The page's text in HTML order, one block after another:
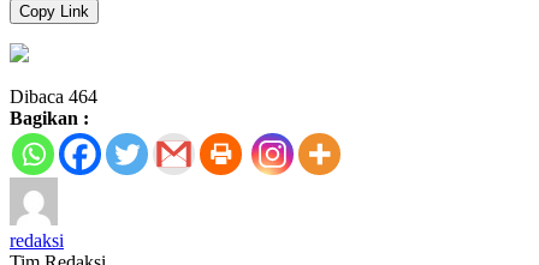
Copy Link
Dibaca 464
Bagikan :
redaksi